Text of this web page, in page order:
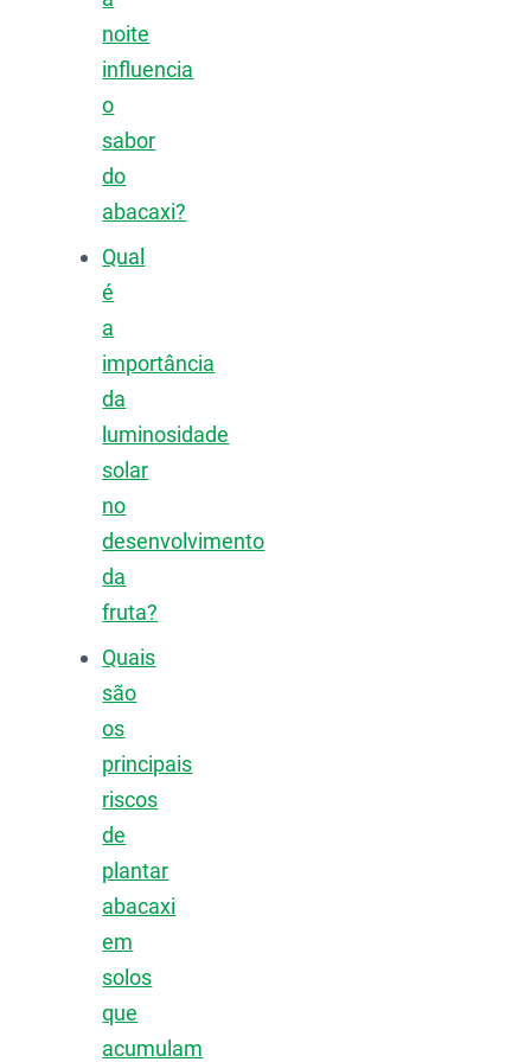
noite
influencia
o
sabor
do
abacaxi?
Qual
é
a
importância
da
luminosidade
solar
no
desenvolvimento
da
fruta?
Quais
são
os
principais
riscos
de
plantar
abacaxi
em
solos
que
acumulam